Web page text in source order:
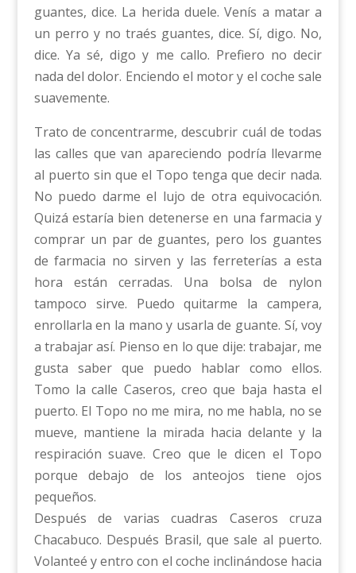
guantes, dice. La herida duele. Venís a matar a
un perro y no traés guantes, dice. Sí, digo. No,
dice. Ya sé, digo y me callo. Prefiero no decir
nada del dolor. Enciendo el motor y el coche sale
suavemente.
Trato de concentrarme, descubrir cuál de todas
las calles que van apareciendo podría llevarme
al puerto sin que el Topo tenga que decir nada.
No puedo darme el lujo de otra equivocación.
Quizá estaría bien detenerse en una farmacia y
comprar un par de guantes, pero los guantes
de farmacia no sirven y las ferreterías a esta
hora están cerradas. Una bolsa de nylon
tampoco sirve. Puedo quitarme la campera,
enrollarla en la mano y usarla de guante. Sí, voy
a trabajar así. Pienso en lo que dije: trabajar, me
gusta saber que puedo hablar como ellos.
Tomo la calle Caseros, creo que baja hasta el
puerto. El Topo no me mira, no me habla, no se
mueve, mantiene la mirada hacia delante y la
respiración suave. Creo que le dicen el Topo
porque debajo de los anteojos tiene ojos
pequeños.
Después de varias cuadras Caseros cruza
Chacabuco. Después Brasil, que sale al puerto.
Volanteé y entro con el coche inclinándose hacia